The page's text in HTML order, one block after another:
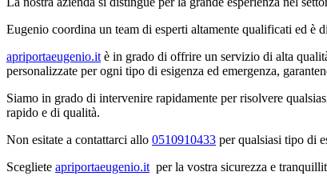
Eugenio coordina un team di esperti altamente qualificati ed è
apriportaeugenio.it è in grado di offrire un servizio di alta
personalizzate per ogni tipo di esigenza ed emergenza,
Siamo in grado di intervenire rapidamente per risolvere
rapido e di qualità.
Non esitate a contattarci allo 0510910433 per qualsiasi tipo di
Scegliete apriportaeugenio.it per la vostra sicurezza e